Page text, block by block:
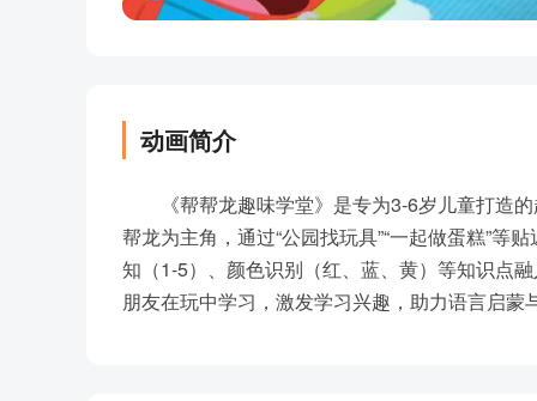
动画简介
《帮帮龙趣味学堂》是专为3-6岁儿童打造
帮龙为主角，通过“公园找玩具”“一起做蛋糕”等
知（1-5）、颜色识别（红、蓝、黄）等知识点
朋友在玩中学习，激发学习兴趣，助力语言启蒙